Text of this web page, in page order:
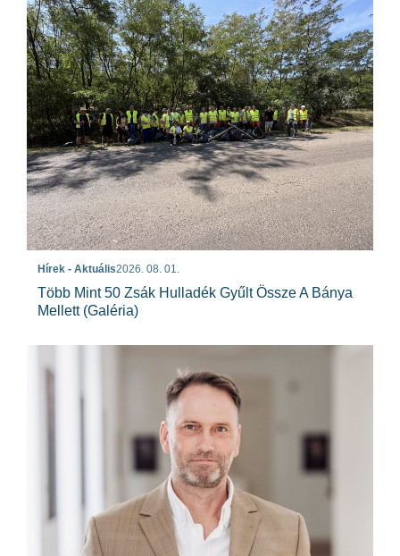
Hírek - Aktuális2026. 08. 01.
Több Mint 50 Zsák Hulladék Gyűlt Össze A Bánya
Mellett (galéria)